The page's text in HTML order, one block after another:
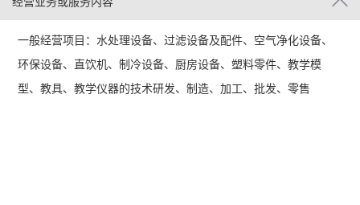
一般经营项目：水处理设备、过滤设备及配件、空气净化设备、
环保设备、直饮机、制冷设备、厨房设备、塑料零件、教学模
型、教具、教学仪器的技术研发、制造、加工、批发、零售